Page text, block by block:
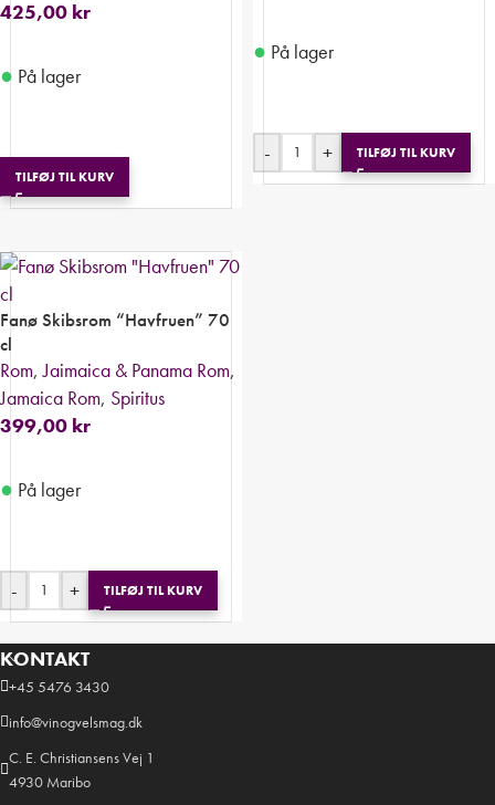
425,00 kr
● På lager
TILFØJ TIL KURV
● På lager
- + TILFØJ TIL KURV
Fanø Skibsrom “Havfruen” 70
cl
Rom, Jaimaica & Panama Rom,
Jamaica Rom, Spiritus
399,00 kr
● På lager
- + TILFØJ TIL KURV
KONTAKT
+45 5476 3430
info@vinogvelsmag.dk
C. E. Christiansens Vej 1
4930 Maribo